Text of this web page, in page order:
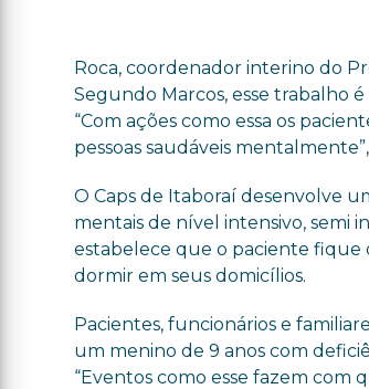
Roca, coordenador interino do
Segundo Marcos, esse trabalho
“Com ações como essa os
pessoas saudáveis mentalmente”,
O Caps de Itaboraí desenvolve
mentais de nível intensivo, semi
estabelece que o paciente fique
dormir em seus domicílios.
Pacientes, funcionários e
um menino de 9 anos com
“Eventos como esse fazem com